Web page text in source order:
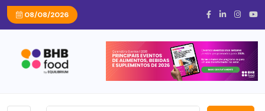
08/08/2026